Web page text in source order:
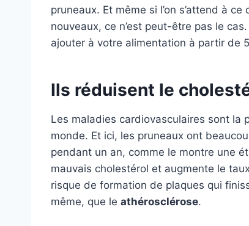
pruneaux. Et même si l’on s’attend à
nouveaux, ce n’est peut-être pas le
ajouter à votre alimentation à partir de
Ils réduisent le
Les maladies cardiovasculaires sont la
monde. Et ici, les pruneaux ont
pendant un an, comme le montre une
mauvais cholestérol et augmente le
risque de formation de plaques qui
même, que le athérosclérose.